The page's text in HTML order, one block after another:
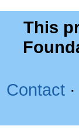
This
Contact ·